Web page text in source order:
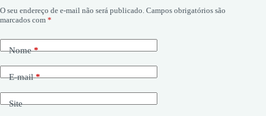
O seu endereço de e-mail não será publicado. Campos obrigatórios são
marcados com *
Nome*
E-mail*
Site